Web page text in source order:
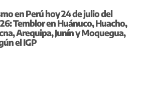
en Perú hoy 24 de julio del
Temblor en Huánuco, Huacho,
Arequipa, Junín y Moquegua,
el IGP